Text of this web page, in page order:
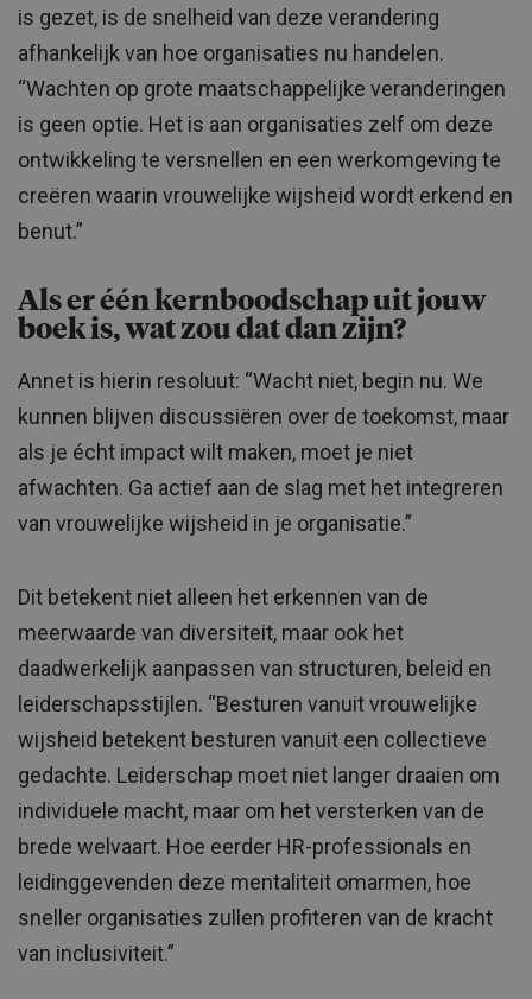
is gezet, is de snelheid van deze verandering
afhankelijk van hoe organisaties nu handelen.
“Wachten op grote maatschappelijke veranderingen
is geen optie. Het is aan organisaties zelf om deze
ontwikkeling te versnellen en een werkomgeving te
creëren waarin vrouwelijke wijsheid wordt erkend en
benut.”
Als er één kernboodschap uit jouw
boek is, wat zou dat dan zijn?
Annet is hierin resoluut: “Wacht niet, begin nu. We
kunnen blijven discussiëren over de toekomst, maar
als je écht impact wilt maken, moet je niet
afwachten. Ga actief aan de slag met het integreren
van vrouwelijke wijsheid in je organisatie.”
Dit betekent niet alleen het erkennen van de
meerwaarde van diversiteit, maar ook het
daadwerkelijk aanpassen van structuren, beleid en
leiderschapsstijlen. “Besturen vanuit vrouwelijke
wijsheid betekent besturen vanuit een collectieve
gedachte. Leiderschap moet niet langer draaien om
individuele macht, maar om het versterken van de
brede welvaart. Hoe eerder HR-professionals en
leidinggevenden deze mentaliteit omarmen, hoe
sneller organisaties zullen profiteren van de kracht
van inclusiviteit.”